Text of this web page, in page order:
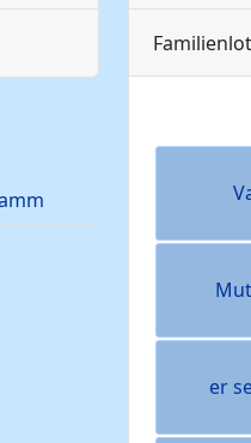
er